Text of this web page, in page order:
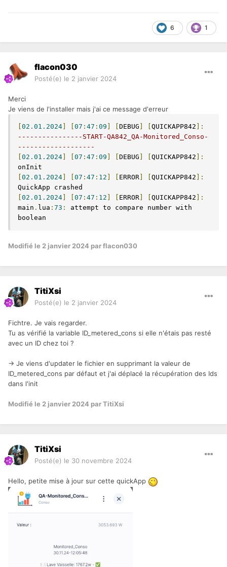
6 1
flacon030
Posté(e) le 2 janvier 2024
Merci
Je viens de l'installer mais j'ai ce message d'erreur
02.01.2024 07 : 47 : 09 DEBUG QUICKAPP842 ]:
----------------START-QA842_QA-Monitored_Conso-
-------------------
02.01.2024 07 : 47 : 09 DEBUG QUICKAPP842 ]:
02.01.2024 07 : 47 : 12 ERROR QUICKAPP842 ]:
02.01.2024 07 : 47 : 12 ERROR QUICKAPP842 ]:
main . lua : 73 :
attempt to compare number with
boolean
Modifié le 2 janvier 2024 par flacon030
TitiXsi
Posté(e) le 2 janvier 2024
Fichtre. Je vais regarder.
Tu as vérifié la variable ID_metered_cons si elle n'étais pas resté
avec un ID chez toi ?
-> Je viens d'updater le fichier en supprimant la valeur de
ID_metered_cons par défaut et j'ai déplacé la récupération des Ids
dans l'init
Modifié le 2 janvier 2024 par TitiXsi
TitiXsi
Posté(e) le 30 novembre 2024
Hello, petite mise à jour sur cette quickApp